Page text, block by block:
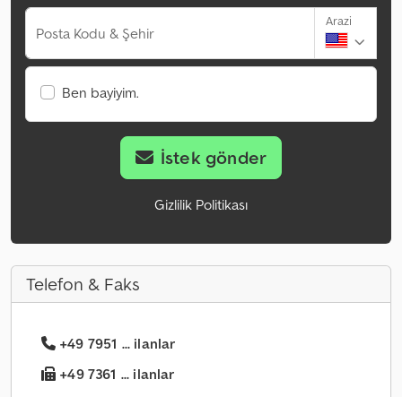
Posta Kodu & Şehir
Arazi
Ben bayiyim.
İstek gönder
Gizlilik Politikası
Telefon & Faks
+49 7951 ... ilanlar
+49 7361 ... ilanlar